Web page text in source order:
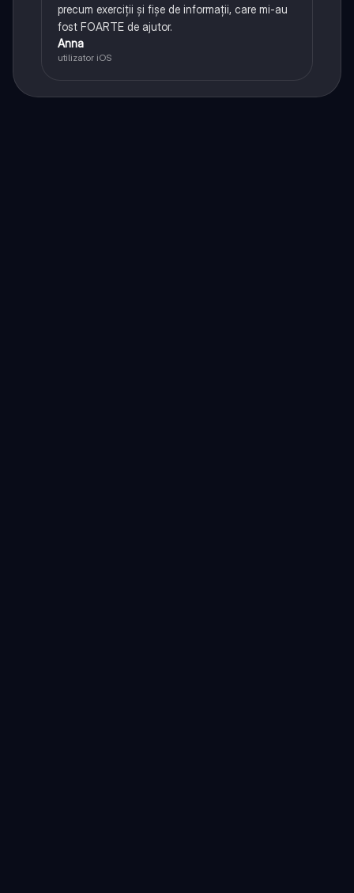
precum exerciții și fișe de informații, care mi-au
fost FOARTE de ajutor.
Anna
utilizator iOS